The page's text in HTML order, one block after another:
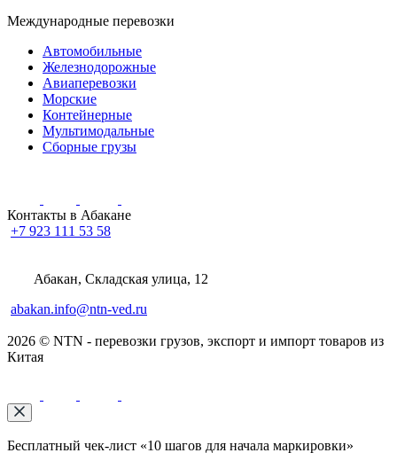
Международные перевозки
Автомобильные
Железнодорожные
Авиаперевозки
Морские
Контейнерные
Мультимодальные
Сборные грузы
Контакты в Абакане
+7 923 111 53 58
Абакан, Складская улица, 12
abakan.info@ntn-ved.ru
2026 © NTN - перевозки грузов, экспорт и импорт товаров из
Китая
Бесплатный чек-лист «10 шагов для начала маркировки»